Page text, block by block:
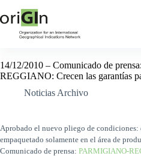
14/12/2010 – Comunicado de
REGGIANO: Crecen las garantías
Noticias Archivo
Aprobado el nuevo pliego de condiciones:
empaquetado solamente en el área de
Comunicado de prensa: PARMIGIANO-